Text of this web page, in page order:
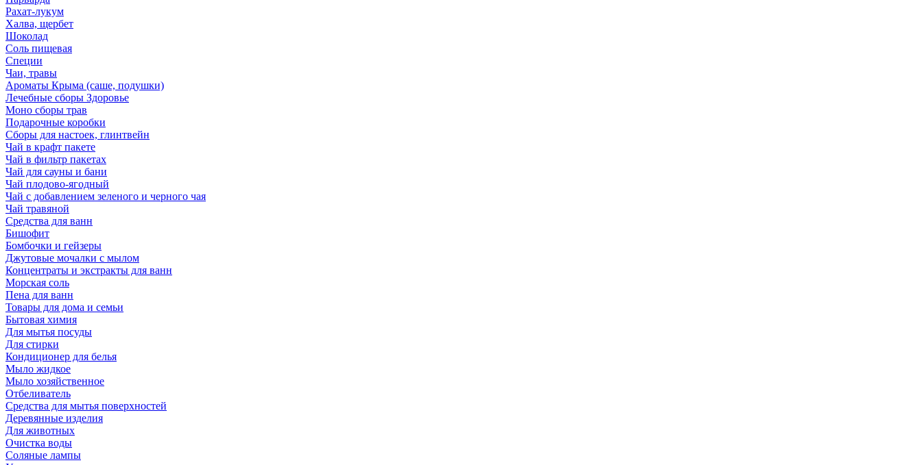
Рахат-лукум
Халва, щербет
Шоколад
Соль пищевая
Специи
Чаи, травы
Ароматы Крыма (саше, подушки)
Лечебные сборы Здоровье
Моно сборы трав
Подарочные коробки
Сборы для настоек, глинтвейн
Чай в крафт пакете
Чай в фильтр пакетах
Чай для сауны и бани
Чай плодово-ягодный
Чай с добавлением зеленого и черного чая
Чай травяной
Средства для ванн
Бишофит
Бомбочки и гейзеры
Джутовые мочалки с мылом
Концентраты и экстракты для ванн
Морская соль
Пена для ванн
Товары для дома и семьи
Бытовая химия
Для мытья посуды
Для стирки
Кондиционер для белья
Мыло жидкое
Мыло хозяйственное
Отбеливатель
Средства для мытья поверхностей
Деревянные изделия
Для животных
Очистка воды
Соляные лампы